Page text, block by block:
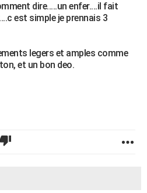
dire.....un enfer....il fait
est simple je prennais 3
legers et amples comme
et un bon deo.